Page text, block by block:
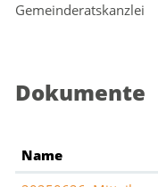
Gemeinderatskanzlei
Dokumente
Name